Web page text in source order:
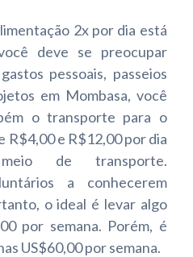
2x por dia está
deve se preocupar
pessoais, passeios
em Mombasa, você
o transporte para o
e R$12,00 por dia
de transporte.
a conhecerem
o ideal é levar algo
por semana. Porém, é
US$60,00 por semana.